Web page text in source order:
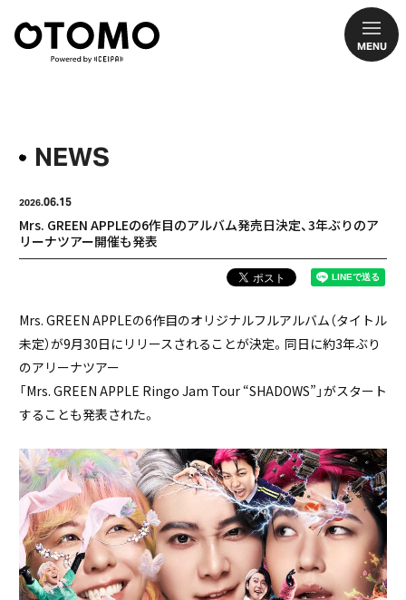
MENU
NEWS
2026.06.15
Mrs. GREEN APPLEの6作目のアルバム発売日決定、3年ぶりのア
リーナツアー開催も発表
Mrs. GREEN APPLEの6作目のオリジナルフルアルバム（タイトル
未定）が9月30日にリリースされることが決定。同日に約3年ぶり
のアリーナツアー
「Mrs. GREEN APPLE Ringo Jam Tour “SHADOWS”」がスタート
することも発表された。